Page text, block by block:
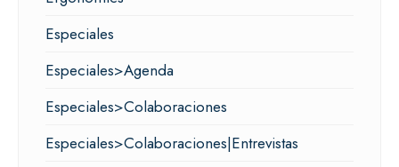
Especiales
Especiales>Agenda
Especiales>Colaboraciones
Especiales>Colaboraciones|Entrevistas